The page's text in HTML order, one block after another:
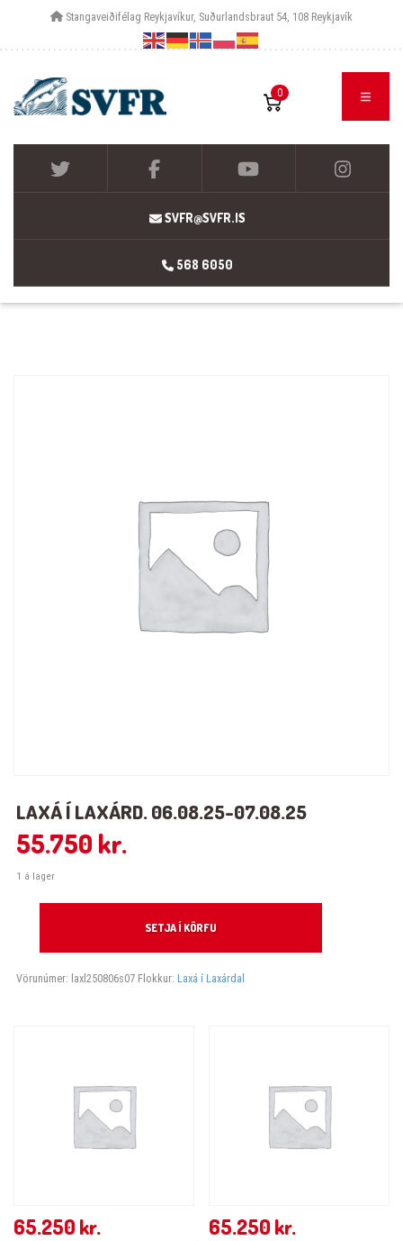
Stangaveiðifélag Reykjavíkur, Suðurlandsbraut 54, 108 Reykjavík
0
SVFR@SVFR.IS
568 6050
LAXÁ Í LAXÁRD. 06.08.25-07.08.25
55.750 kr.
1 á lager
SETJA Í KÖRFU
Vörunúmer: laxl250806s07 Flokkur: Laxá í Laxárdal
65.250 kr. 65.250 kr.